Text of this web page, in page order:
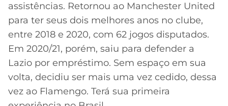
assistências. Retornou ao Manchester United
para ter seus dois melhores anos no clube,
entre 2018 e 2020, com 62 jogos disputados.
Em 2020/21, porém, saiu para defender a
Lazio por empréstimo. Sem espaço em sua
volta, decidiu ser mais uma vez cedido, dessa
vez ao Flamengo. Terá sua primeira